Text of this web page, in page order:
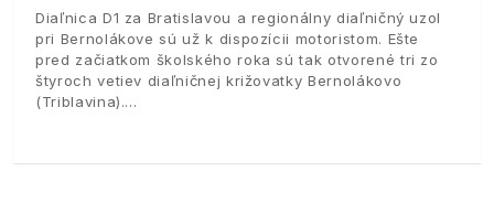
Diaľnica D1 za Bratislavou a regionálny diaľničný uzol
pri Bernolákove sú už k dispozícii motoristom. Ešte
pred začiatkom školského roka sú tak otvorené tri zo
štyroch vetiev diaľničnej križovatky Bernolákovo
(Triblavina).